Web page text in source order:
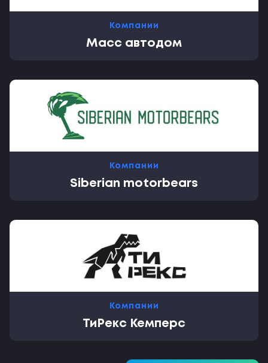
Компании
Масс автодом
Компании
Siberian motorbears
Компании
ТиРекс Кемперс